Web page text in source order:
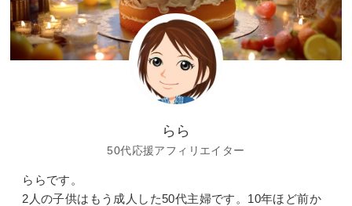
らら
50代応援アフィリエイター
ららです。
2人の子供はもう成人した50代主婦です。10年ほど前か